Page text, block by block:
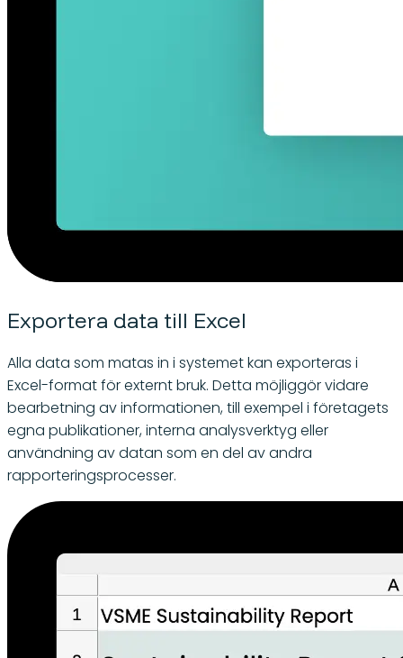
Exportera data till Excel
Alla data som matas in i systemet kan exporteras i
Excel-format för externt bruk. Detta möjliggör vidare
bearbetning av informationen, till exempel i företagets
egna publikationer, interna analysverktyg eller
användning av datan som en del av andra
rapporteringsprocesser.